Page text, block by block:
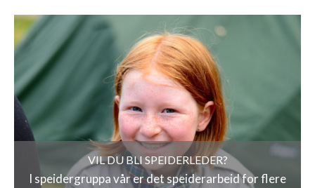
VIL DU BLI SPEIDERLEDER?
I speidergruppa vår er det speiderarbeid for flere